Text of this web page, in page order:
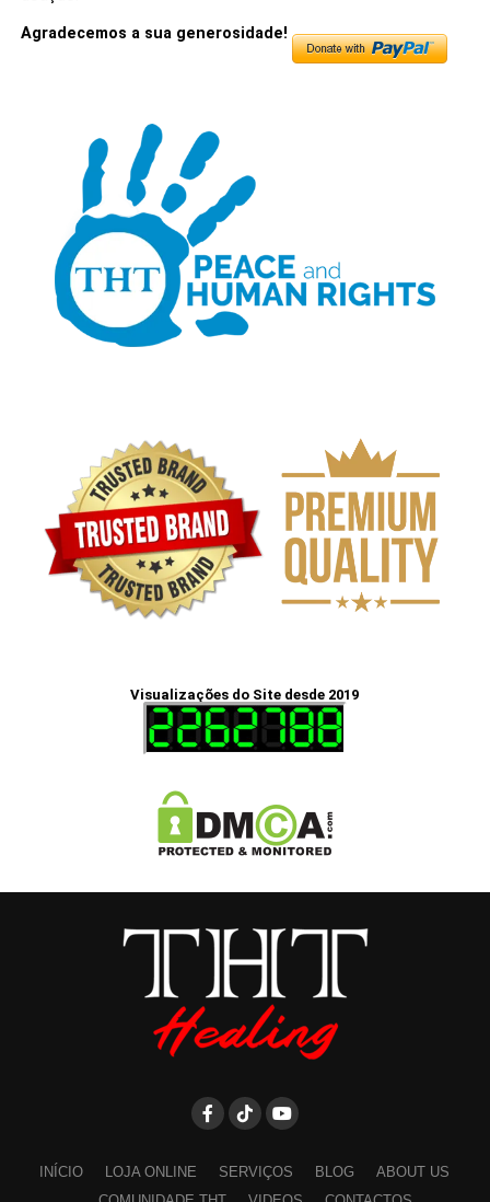
Agradecemos a sua generosidade!
Visualizações do Site desde 2019
INÍCIO LOJA ONLINE SERVIÇOS BLOG
ABOUT US